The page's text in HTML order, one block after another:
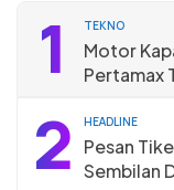
1 TEKNO
Motor
Pertamax
2 HEADLINE
Pesan
Sembilan